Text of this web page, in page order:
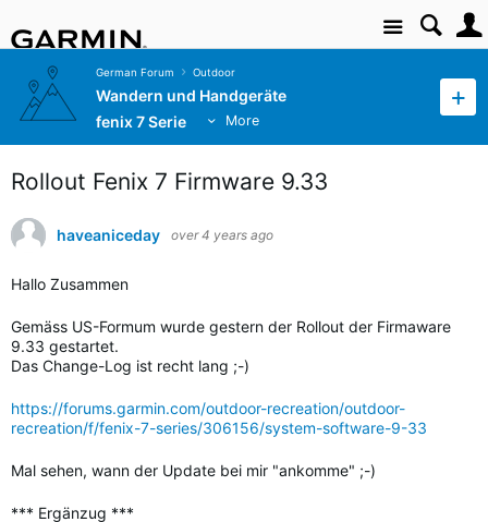
Site
German Forum Outdoor
Wandern und Handgeräte
fenix 7 Serie
More
Rollout Fenix 7 Firmware 9.33
haveaniceday over 4 years ago
Hallo Zusammen
Gemäss US-Formum wurde gestern der Rollout der Firmaware
9.33 gestartet.
Das Change-Log ist recht lang ;-)
https://forums.garmin.com/outdoor-recreation/outdoor-
recreation/f/fenix-7-series/306156/system-software-9-33
Mal sehen, wann der Update bei mir "ankomme" ;-)
*** Ergänzug ***